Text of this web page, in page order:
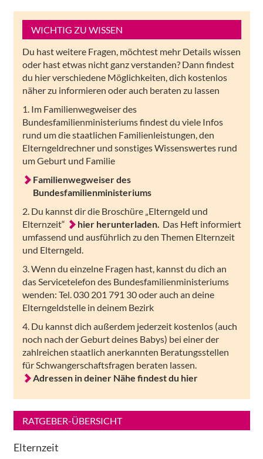
WICHTIG ZU WISSEN
Du hast weitere Fragen, möchtest mehr Details wissen
oder hast etwas nicht ganz verstanden? Dann findest
du hier verschiedene Möglichkeiten, dich kostenlos
näher zu informieren oder auch beraten zu lassen
1. Im Familienwegweiser des
Bundesfamilienministeriums findest du viele Infos
rund um die staatlichen Familienleistungen, den
Elterngeldrechner und sonstiges Wissenswertes rund
um Geburt und Familie
Familienwegweiser des
Bundesfamilienministeriums
2. Du kannst dir die Broschüre „Elterngeld und
Elternzeit“
hier herunterladen. Das Heft informiert
umfassend und ausführlich zu den Themen Elternzeit
und Elterngeld.
3. Wenn du einzelne Fragen hast, kannst du dich an
das Servicetelefon des Bundesfamilienministeriums
wenden: Tel. 030 201 791 30 oder auch an deine
Elterngeldstelle in deinem Bezirk
4. Du kannst dich außerdem jederzeit kostenlos (auch
noch nach der Geburt deines Babys) bei einer der
zahlreichen staatlich anerkannten Beratungsstellen
für Schwangerschaftsfragen beraten lassen.
Adressen in deiner Nähe findest du hier
RATGEBER-ÜBERSICHT
Elternzeit